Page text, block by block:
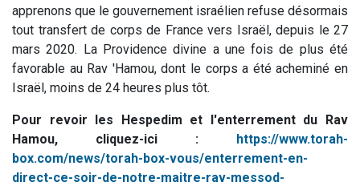
apprenons que le gouvernement israélien refuse désormais
tout transfert de corps de France vers Israël, depuis le 27
mars 2020. La Providence divine a une fois de plus été
favorable au Rav 'Hamou, dont le corps a été acheminé en
Israël, moins de 24 heures plus tôt.
Pour revoir les Hespedim et l'enterrement du Rav
Hamou, cliquez-ici : https://www.torah-
box.com/news/torah-box-vous/enterrement-en-
direct-ce-soir-de-notre-maitre-rav-messod-